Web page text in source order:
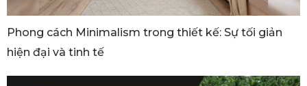
Phong cách Minimalism trong thiết kế: Sự tối giản
hiện đại và tinh tế